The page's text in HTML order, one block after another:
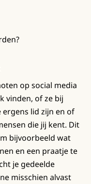
op social media
vinden, of ze bij
lid zijn en of
die jij kent. Dit
bijvoorbeeld wat
en een praatje te
je gedeelde
misschien alvast